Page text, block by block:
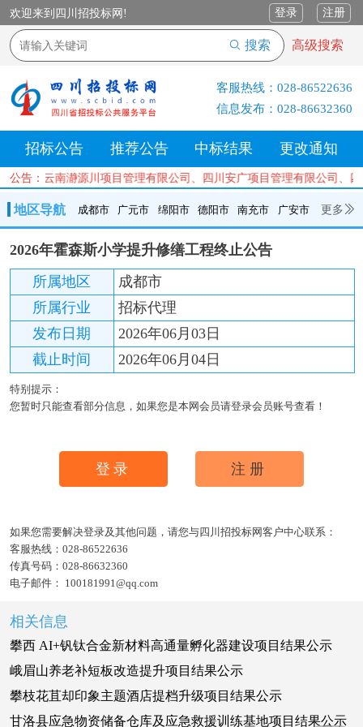
欢迎来到四川招投标网! 登录 注册
搜索 高级搜索
客服热线： 028-86522636
信息发布： 028-86632360
招标公告 推荐公告 中标结果 更改通知
公告：云南瀞源川项目管理有限公司、四川安广项目管理有限公
地区导航 成都市 广元市 绵阳市 德阳市 南充市 广安市 更多
成都市 广元市 绵阳市 德阳市 南充市 广安市
内江市
乐山市 自贡市 泸州市 宜宾市 攀枝花
巴中市
达州市
资阳市 眉山市 雅安市 阿坝州 甘孜州 凉山州
2026年霍森斯小学提升修缮工程终止公告
所属地区
成都市
所属行业
招标代理
发布日期
2026年06月03日
截止时间
2026年06月04日
特别提示：
您暂时只能查看部分信息，如果您是本网会员请登录会员账号查看！
登录 注册
如果您需要解决登录及其他问题，请您与四川招投标网客户中心联系：
客服热线： 028-86522636
传真号码： 028-86632360
电子邮件： 100181991@qq.com
相关信息
攀西 AI+钒钛合金新材料高通量孵化器建设项目结果公示
峨眉山养老补短板改造提升项目结果公示
攀枝花苴却印象主题酒店提档升级项目结果公示
甘洛县应急物资储备仓库及应急救援训练基地项目结果公示